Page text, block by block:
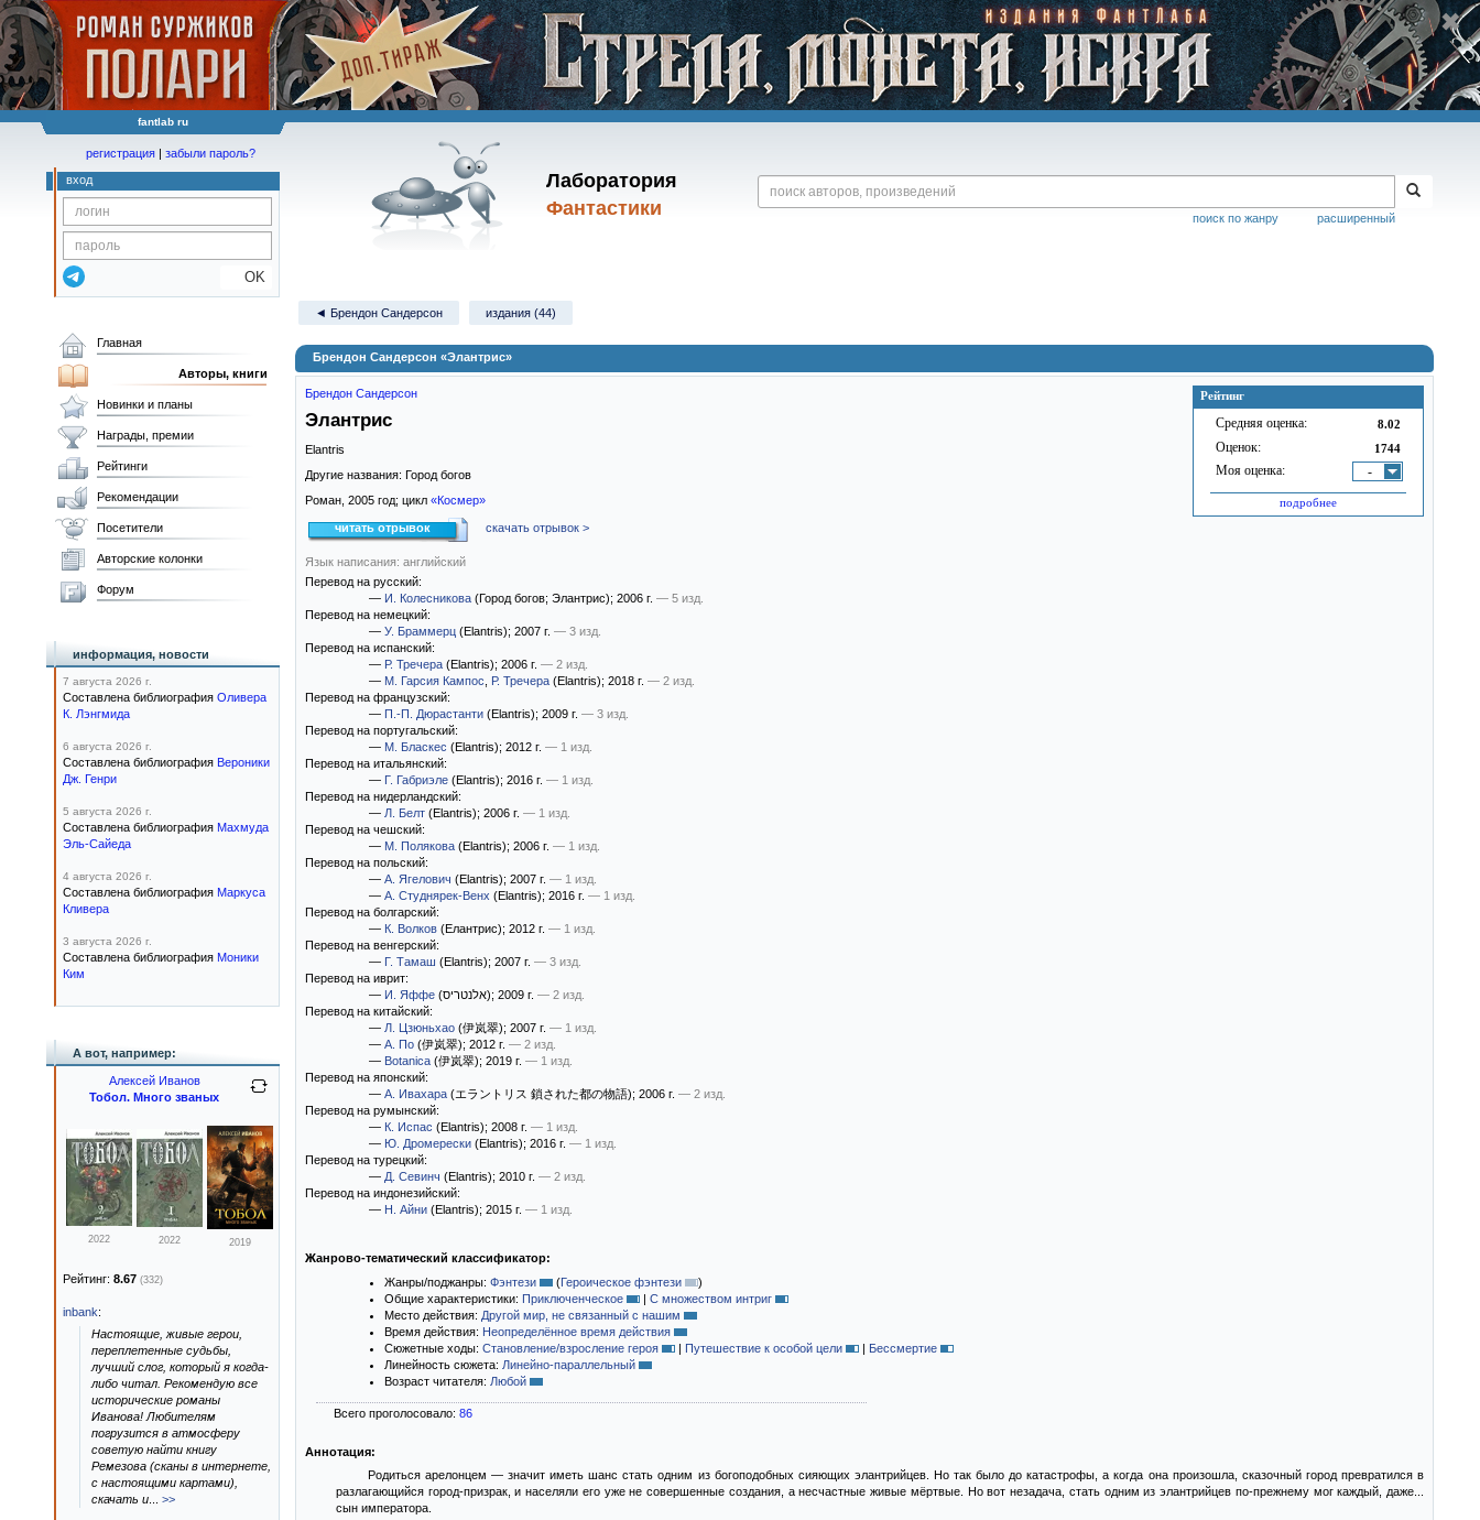
fantlab ru
Лаборатория
Фантастики
расширенный
поиск по жанру
регистрация | забыли пароль?
вход
OK
◄ Брендон Сандерсон издания (44)
Брендон Сандерсон «Элантрис»
Рейтинг
Средняя оценка: 8.02
Оценок: 1744
Моя оценка: -
подробнее
Брендон Сандерсон
Элантрис
Elantris
Другие названия: Город богов
Роман, 2005 год; цикл «Космер»
читать отрывок скачать отрывок >
Язык написания: английский
Перевод на русский:
— И. Колесникова (Город богов; Элантрис); 2006 г. — 5 изд.
Перевод на немецкий:
— У. Браммерц (Elantris); 2007 г. — 3 изд.
Перевод на испанский:
— Р. Тречера (Elantris); 2006 г. — 2 изд.
— М. Гарсия Кампос Р. Тречера (Elantris); 2018 г. — 2 изд.
Перевод на французский:
— П.-П. Дюрастанти (Elantris); 2009 г. — 3 изд.
Перевод на португальский:
— М. Бласкес (Elantris); 2012 г. — 1 изд.
Перевод на итальянский:
— Г. Габриэле (Elantris); 2016 г. — 1 изд.
Перевод на нидерландский:
— Л. Белт (Elantris); 2006 г. — 1 изд.
Перевод на чешский:
— М. Полякова (Elantris); 2006 г. — 1 изд.
Перевод на польский:
— А. Ягелович (Elantris); 2007 г. — 1 изд.
— А. Студнярек-Венх (Elantris); 2016 г. — 1 изд.
Перевод на болгарский:
— К. Волков (Елантрис); 2012 г. — 1 изд.
Перевод на венгерский:
— Г. Тамаш (Elantris); 2007 г. — 3 изд.
Перевод на иврит:
— И. Яффе (אלנטריס); 2009 г. — 2 изд.
Перевод на китайский:
— Л. Цзюньхао (伊岚翠); 2007 г. — 1 изд.
— А. По (伊岚翠); 2012 г. — 2 изд.
— Botanica (伊岚翠); 2019 г. — 1 изд.
Перевод на японский:
— А. Ивахара (エラントリス 鎖された都の物語); 2006 г. — 2 изд.
Перевод на румынский:
— К. Испас (Elantris); 2008 г. — 1 изд.
— Ю. Дромерески (Elantris); 2016 г. — 1 изд.
Перевод на турецкий:
— Д. Севинч (Elantris); 2010 г. — 2 изд.
Перевод на индонезийский:
— Н. Айни (Elantris); 2015 г. — 1 изд.
Жанрово-тематический классификатор:
Жанры/поджанры: Фэнтези (Героическое фэнтези
)
Общие характеристики: Приключенческое | С множеством интриг
Место действия: Другой мир, не связанный с нашим
Время действия: Неопределённое время действия
Сюжетные ходы: Становление/взросление героя | Путешествие к особой цели | Бессмертие
Линейность сюжета: Линейно-параллельный
Возраст читателя: Любой
Всего проголосовало: 86
Аннотация:
Родиться арелонцем — значит иметь шанс стать одним из богоподобных сияющих элантрийцев. Но так было до катастрофы, а когда она произошла, сказочный город превратился в
разлагающийся город-призрак, и населяли его уже не совершенные создания, а несчастные живые мёртвые. Но вот незадача, стать одним из элантрийцев по-прежнему мог каждый, даже...
сын императора.
Главная
Авторы, книги
Новинки и планы
Награды, премии
Рейтинги
Рекомендации
Посетители
Авторские колонки
Форум
информация, новости
7 августа 2026 г.
Составлена библиография Оливера
К. Лэнгмида
6 августа 2026 г.
Составлена библиография Вероники
Дж. Генри
5 августа 2026 г.
Составлена библиография Махмуда
Эль-Сайеда
4 августа 2026 г.
Составлена библиография Маркуса
Кливера
3 августа 2026 г.
Составлена библиография Моники
Ким
А вот, например:
Алексей Иванов
Тобол. Много званых
2022 2022 2019
Рейтинг: 8.67 (332)
inbank:
Настоящие, живые герои,
переплетенные судьбы,
лучший слог, который я когда-
либо читал. Рекомендую все
исторические романы
Иванова! Любителям
погрузится в атмосферу
советую найти книгу
Ремезова (сканы в интернете,
с настоящими картами),
скачать и
>>